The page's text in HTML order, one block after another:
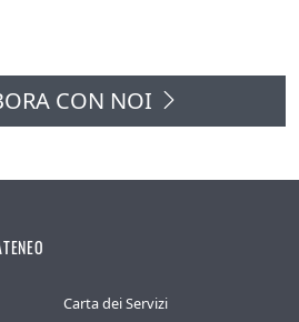
CON NOI
Carta dei Servizi